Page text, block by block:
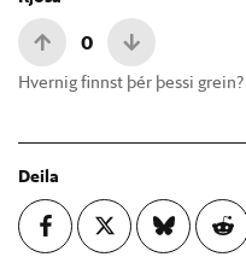
0
Hvernig finnst þér þessi grein?
Deila